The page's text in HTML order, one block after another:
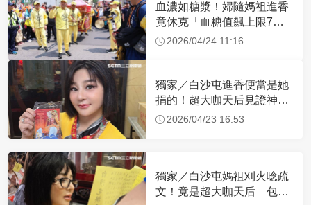
血濃如糖漿！婦隨媽祖進香
竟休克「血糖值飆上限7
倍」 醫曝原因
2026/04/24 11:16
獨家／白沙屯進香便當是她
捐的！超大咖天后見證神
蹟 一靠近媽祖就爆哭
2026/04/23 16:53
獨家／白沙屯媽祖刈火唸疏
文！竟是超大咖天后 包尿